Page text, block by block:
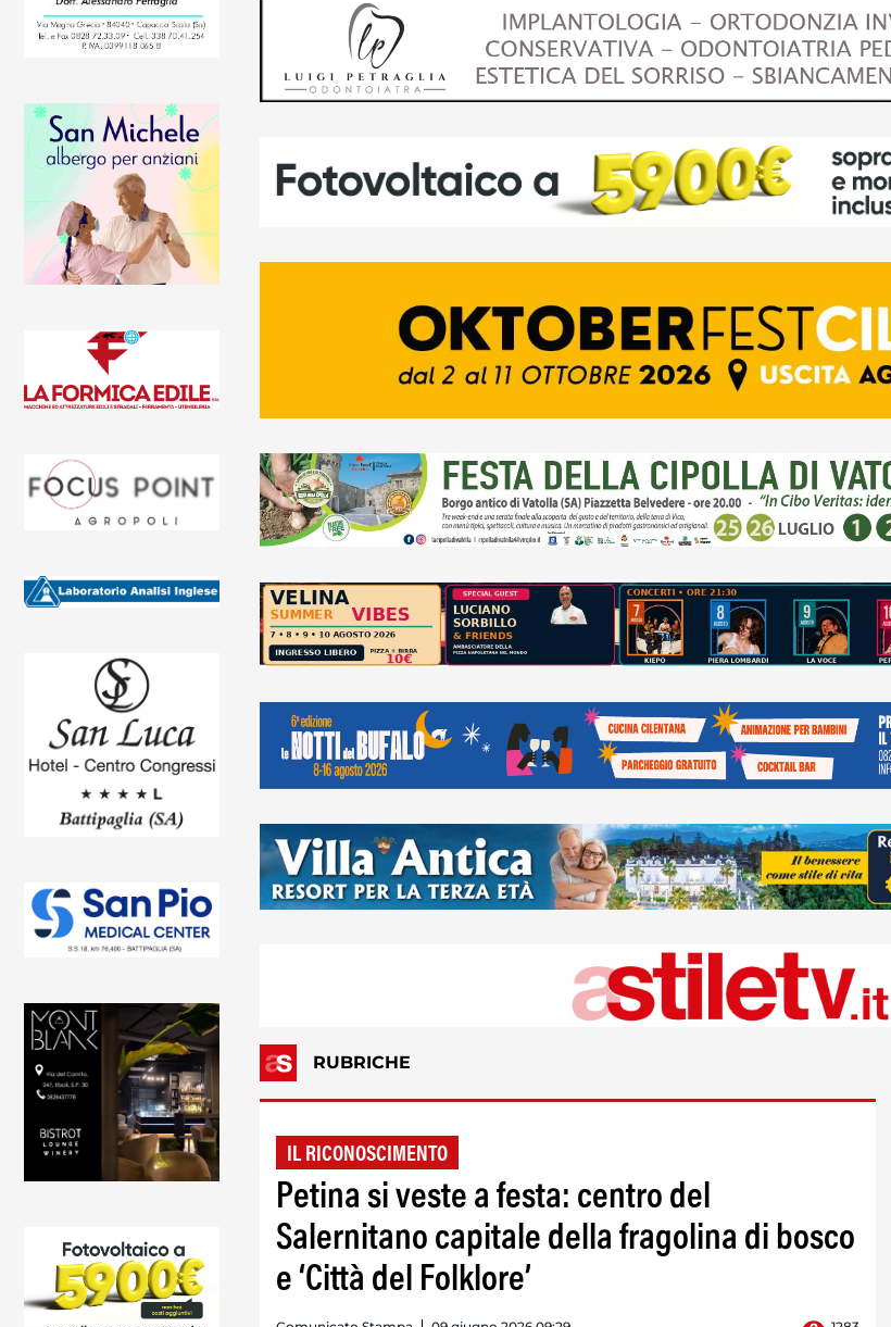
RUBRICHE
IL RICONOSCIMENTO
Petina si veste a festa: centro del
Salernitano capitale della fragolina di bosco
e ‘Città del Folklore’